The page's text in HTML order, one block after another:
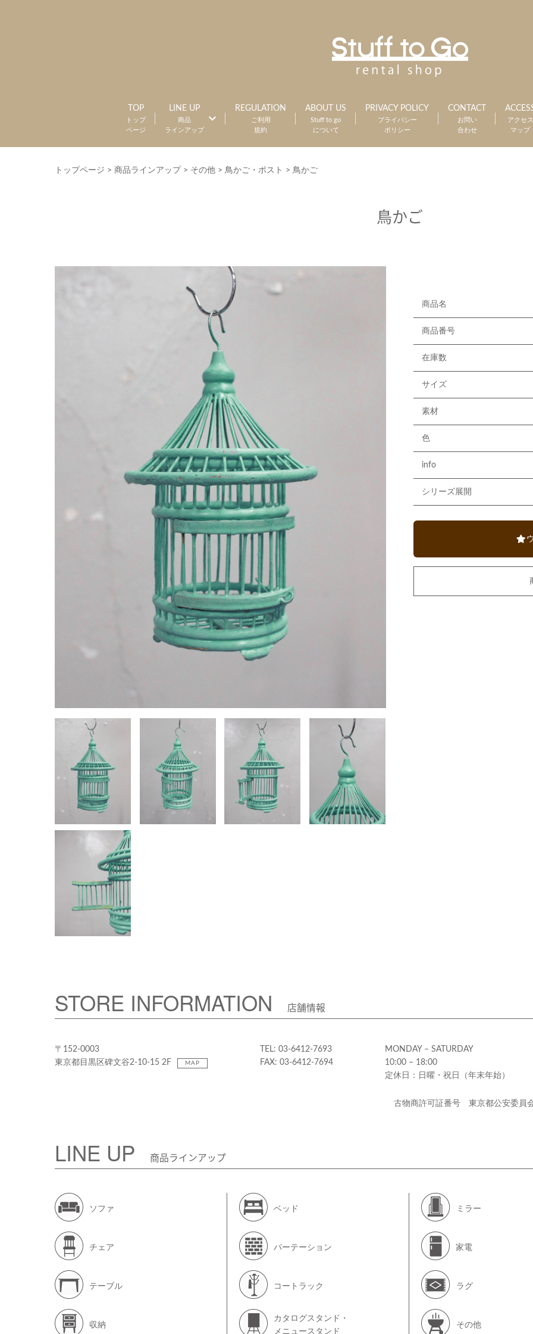
TOP
トップ
ページ
LINE UP
商品
ラインアップ
REGULATION
ご利用
規約
ABOUT US
Stuff to go
について
PRIVACY POLICY
プライバシー
ポリシー
CONTACT
お問い
合わせ
アクセス
マップ
トップページ > 商品ラインアップ > その他 > 鳥かご・ポスト > 鳥かご
鳥かご
商品名
商品番号
在庫数
サイズ
素材
色
info
シリーズ展開
STORE INFORMATION 店舗情報
〒152-0003
東京都目黒区碑文谷2-10-15 2F
MAP
TEL: 03-6412-7693
FAX: 03-6412-7694
MONDAY – SATURDAY
10:00 – 18:00
定休日：日曜・祝日（年末年始）
古物商許可証番号 東京都公安委員
LINE UP 商品ラインアップ
ソファ
チェア
テーブル
収納
ベッド
パーテーション
コートラック
カタログスタンド・
メニュースタンド
ミラー
家電
ラグ
その他